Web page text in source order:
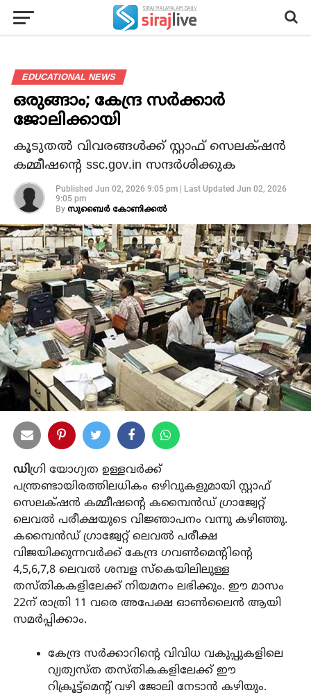
EDUCATIONAL NEWS
ഒരുങ്ങാം; കേന്ദ്ര സർക്കാർ
ജോലിക്കായി
കൂടുതൽ വിവരങ്ങൾക്ക് സ്റ്റാഫ് സെലക്‌ഷൻ
കമ്മീഷന്റെ ssc.gov.in സന്ദർശിക്കുക
Published Jun 02, 2026 9:05 pm| Last Updated Jun 02, 2026
9:05 pm
By സുബൈര്‍ കോണിക്കല്‍
ഡിഗ്രി യോഗ്യത ഉള്ളവർക്ക്
പന്ത്രണ്ടായിരത്തിലധികം ഒഴിവുകളുമായി സ്റ്റാഫ്
സെലക്‌ഷൻ കമ്മീഷന്റെ കമ്പൈൻഡ് ഗ്രാജ്വേറ്റ്
ലെവൽ പരീക്ഷയുടെ വിജ്ഞാപനം വന്നു കഴിഞ്ഞു.
കമ്പൈൻഡ് ഗ്രാജ്വേറ്റ് ലെവൽ പരീക്ഷ
വിജയിക്കുന്നവർക്ക് കേന്ദ്ര ഗവൺമെന്റിന്റെ
4,5,6,7,8 ലെവൽ ശമ്പള സ്‌കെയിലിലുള്ള
തസ്തികകളിലേക്ക് നിയമനം ലഭിക്കും. ഈ മാസം
22ന് രാത്രി 11 വരെ അപേക്ഷ ഓൺലൈൻ ആയി
സമർപ്പിക്കാം.
കേന്ദ്ര സർക്കാറിന്റെ വിവിധ വകുപ്പുകളിലെ
വ്യത്യസ്ത തസ്തികകളിലേക്ക് ഈ
റിക്രൂട്ട്‌മെന്റ് വഴി ജോലി നേടാൻ കഴിയും.